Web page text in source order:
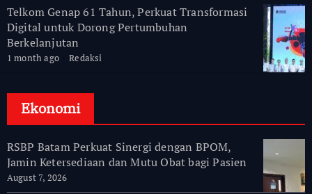
Telkom Genap 61 Tahun, Perkuat Transformasi
Digital untuk Dorong Pertumbuhan
Berkelanjutan
1 month ago Redaksi
Ekonomi
RSBP Batam Perkuat Sinergi dengan BPOM,
Jamin Ketersediaan dan Mutu Obat bagi Pasien
August 7, 2026